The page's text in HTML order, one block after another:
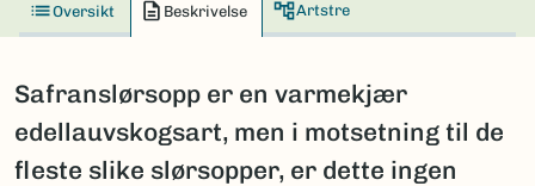
Oversikt Beskrivelse Artstre
Safranslørsopp er en varmekjær
edellauvskogsart, men i motsetning til de
fleste slike slørsopper, er dette ingen